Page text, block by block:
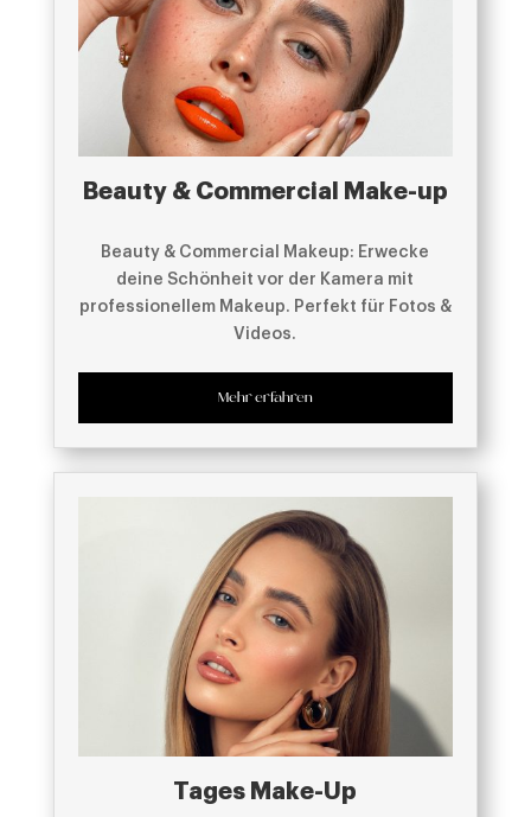
Beauty & Commercial Make-up
Beauty & Commercial Makeup: Erwecke
deine Schönheit vor der Kamera mit
professionellem Makeup. Perfekt für Fotos &
Videos.
Mehr erfahren
Tages Make-Up